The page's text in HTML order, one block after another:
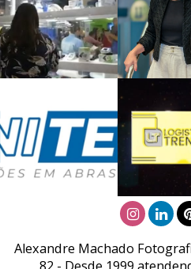
Alexandre Machado
82 - Desde 1999